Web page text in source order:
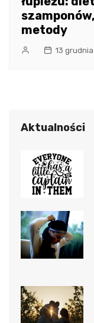
metody
13
Aktualności